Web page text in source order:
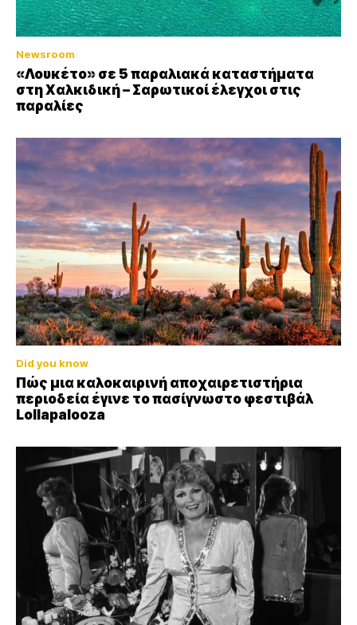
Newsroom
«Λουκέτο» σε 5 παραλιακά καταστήματα
στη Χαλκιδική – Σαρωτικοί έλεγχοι στις
παραλίες
Did you know
Πώς μια καλοκαιρινή αποχαιρετιστήρια
περιοδεία έγινε το πασίγνωστο φεστιβάλ
Lollapalooza